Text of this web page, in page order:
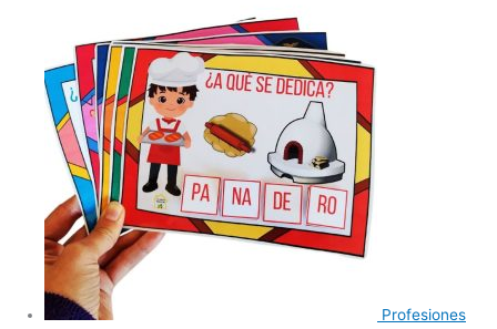
Profesiones